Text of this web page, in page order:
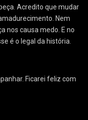
Acredito que mudar
Nem
nos causa medo. E no
é o legal da história.
Ficarei feliz com